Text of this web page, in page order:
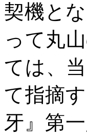
契機と
って丸
ては、
て指摘
牙』第